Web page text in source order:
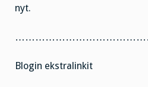
nyt.
Blogin ekstralinkit